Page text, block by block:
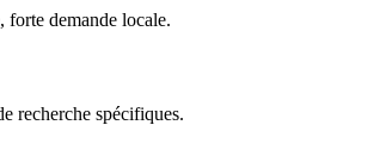
forte demande locale.
recherche spécifiques.